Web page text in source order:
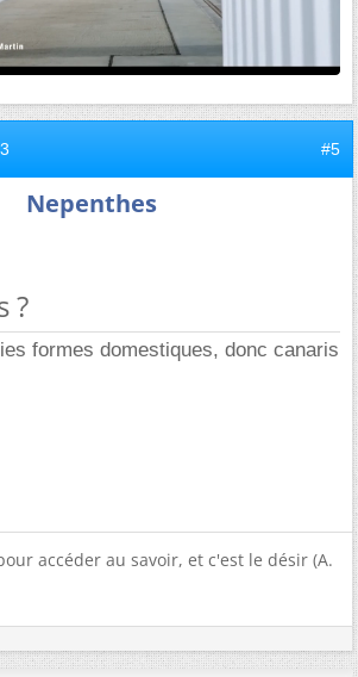
#5
Nepenthes
?
formes domestiques, donc canaris
accéder au savoir, et c'est le désir (A.